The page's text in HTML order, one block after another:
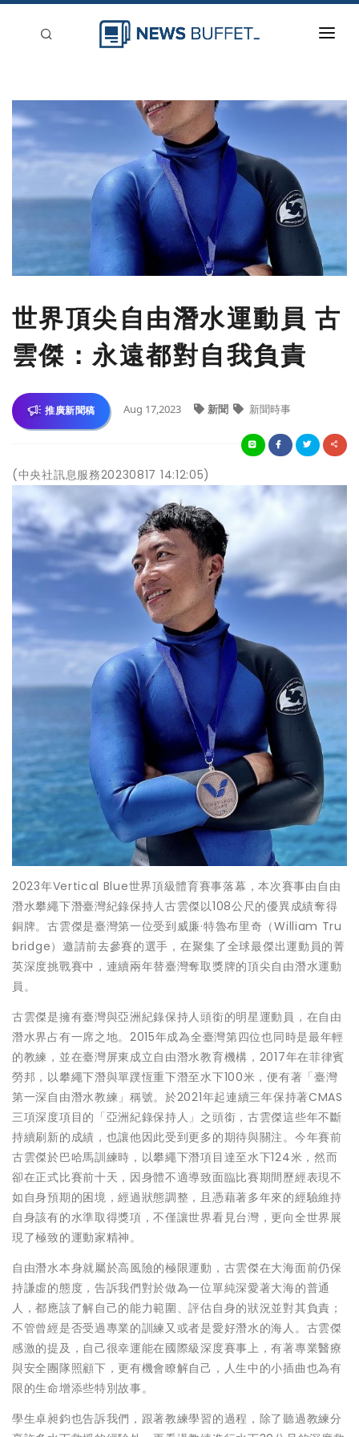
世界頂尖自由潛水運動員 古
雲傑：永遠都對自我負責
推廣新聞稿 Aug 17,2023 新聞 新聞時事
(中央社訊息服務20230817 14:12:05)
2023年Vertical Blue世界頂級體育賽事落幕，本次賽事由自由
潛水攀繩下潛臺灣紀錄保持人古雲傑以108公尺的優異成績奪得
銅牌。古雲傑是臺灣第一位受到威廉·特魯布里奇（William Tru
bridge）邀請前去參賽的選手，在聚集了全球最傑出運動員的菁
英深度挑戰賽中，連續兩年替臺灣奪取獎牌的頂尖自由潛水運動
員。
古雲傑是擁有臺灣與亞洲紀錄保持人頭銜的明星運動員，在自由
潛水界占有一席之地。2015年成為全臺灣第四位也同時是最年輕
的教練，並在臺灣屏東成立自由潛水教育機構，2017年在菲律賓
勞邦，以攀繩下潛與單蹼恆重下潛至水下100米，便有著「臺灣
第一深自由潛水教練」稱號。於2021年起連續三年保持著CMAS
三項深度項目的「亞洲紀錄保持人」之頭銜，古雲傑這些年不斷
持續刷新的成績，也讓他因此受到更多的期待與關注。今年賽前
古雲傑於巴哈馬訓練時，以攀繩下潛項目達至水下124米，然而
卻在正式比賽前十天，因身體不適導致面臨比賽期間歷經表現不
如自身預期的困境，經過狀態調整，且憑藉著多年來的經驗維持
自身該有的水準取得獎項，不僅讓世界看見台灣，更向全世界展
現了極致的運動家精神。
自由潛水本身就屬於高風險的極限運動，古雲傑在大海面前仍保
持謙虛的態度，告訴我們對於做為一位單純深愛著大海的普通
人，都應該了解自己的能力範圍、評估自身的狀況並對其負責；
不管曾經是否受過專業的訓練又或者是愛好潛水的海人。古雲傑
感激的提及，自己很幸運能在國際級深度賽事上，有著專業醫療
與安全團隊照顧下，更有機會瞭解自己，人生中的小插曲也為有
限的生命增添些特別故事。
學生卓昶鈞也告訴我們，跟著教練學習的過程，除了聽過教練分